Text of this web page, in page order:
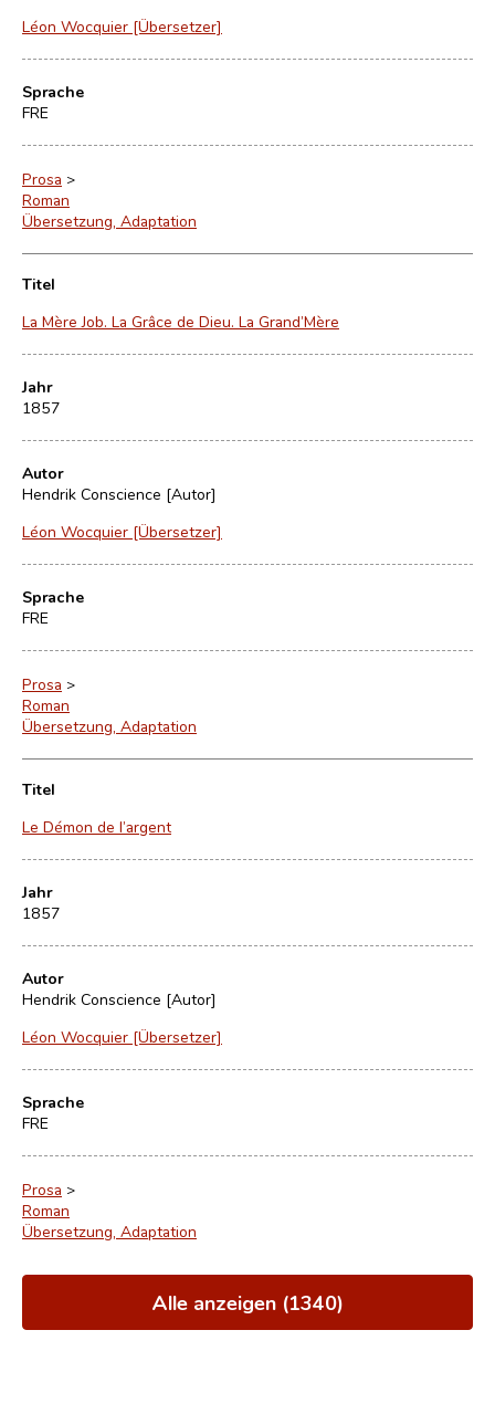
Léon Wocquier [Übersetzer]
Sprache
FRE
Prosa >
Roman
Übersetzung, Adaptation
Titel
La Mère Job. La Grâce de Dieu. La Grand’Mère
Jahr
1857
Autor
Hendrik Conscience [Autor]
Léon Wocquier [Übersetzer]
Sprache
FRE
Prosa >
Roman
Übersetzung, Adaptation
Titel
Le Démon de l’argent
Jahr
1857
Autor
Hendrik Conscience [Autor]
Léon Wocquier [Übersetzer]
Sprache
FRE
Prosa >
Roman
Übersetzung, Adaptation
Alle anzeigen (1340)